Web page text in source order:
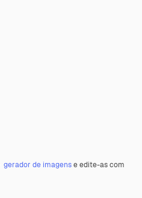
gerador de imagense edite-as com